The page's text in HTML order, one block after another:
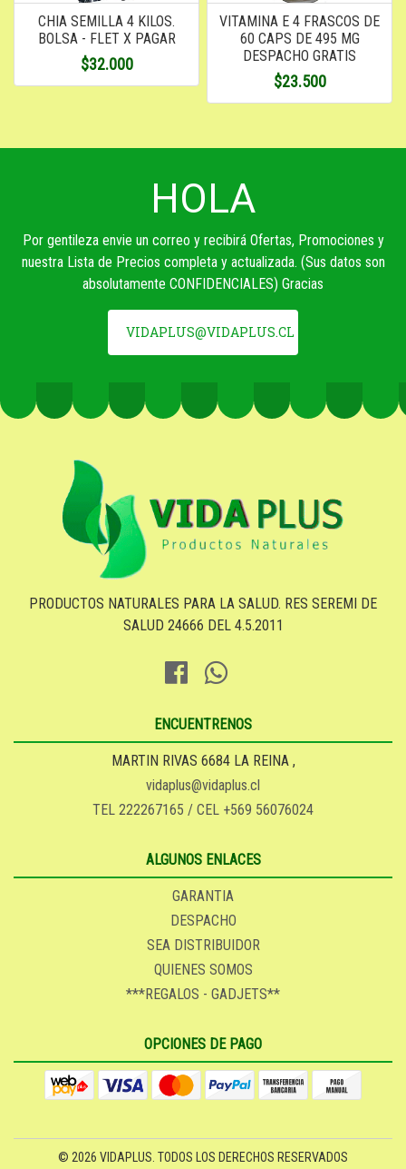
CHIA SEMILLA 4 KILOS.
BOLSA - FLET X PAGAR
$32.000
VITAMINA E 4 FRASCOS DE
60 CAPS DE 495 MG
DESPACHO GRATIS
$23.500
HOLA
Por gentileza envie un correo y recibirá Ofertas, Promociones y
nuestra Lista de Precios completa y actualizada. (Sus datos son
absolutamente CONFIDENCIALES) Gracias
VIDAPLUS@VIDAPLUS.CL
PRODUCTOS NATURALES PARA LA SALUD. RES SEREMI DE
SALUD 24666 DEL 4.5.2011
ENCUENTRENOS
MARTIN RIVAS 6684 LA REINA ,
vidaplus@vidaplus.cl
TEL 222267165 / CEL +569 56076024
ALGUNOS ENLACES
GARANTIA
DESPACHO
SEA DISTRIBUIDOR
QUIENES SOMOS
***REGALOS - GADJETS**
OPCIONES DE PAGO
© 2026 VIDAPLUS. TODOS LOS DERECHOS RESERVADOS